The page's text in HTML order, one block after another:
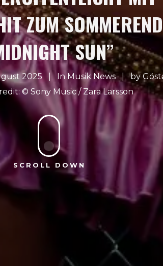
ZUM
SUN”
2025 In Musik News by
Sony Music / Zara Larsson